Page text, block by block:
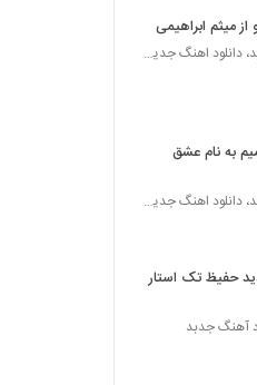
Dj
میثم ابراهیمی
دانلود آهنگ جدید، دانلود اهنگ جدید ایرانی
به نام عشق
دانلود آهنگ جدید، دانلود اهنگ جدید ایرانی
حفیظ تک استار
آهنگ جدبد